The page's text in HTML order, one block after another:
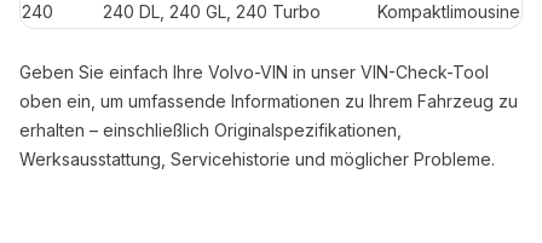
240 240 DL, 240 GL, 240 Turbo Kompaktlimousine
Geben Sie einfach Ihre Volvo-VIN in unser VIN-Check-Tool
oben ein, um umfassende Informationen zu Ihrem Fahrzeug zu
erhalten – einschließlich Originalspezifikationen,
Werksausstattung, Servicehistorie und möglicher Probleme.